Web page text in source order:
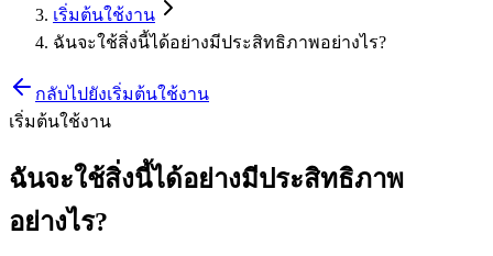
เริ่มต้นใช้งาน
ฉันจะใช้สิ่งนี้ได้อย่างมีประสิทธิภาพอย่างไร?
กลับไปยังเริ่มต้นใช้งาน
เริ่มต้นใช้งาน
ฉันจะใช้สิ่งนี้ได้อย่างมีประสิทธิภาพ
อย่างไร?